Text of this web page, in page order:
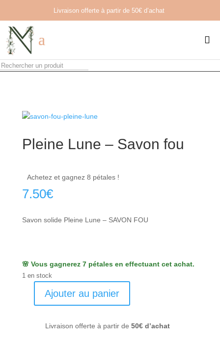
Livraison offerte à partir de 50€ d’achat

Pleine Lune – Savon fou
Achetez et gagnez 8 pétales !
7.50€
Savon solide Pleine Lune – SAVON FOU
🌸 Vous gagnerez 7 pétales en effectuant cet achat.
1 en stock
quantitéAjouter au panier
Livraison offerte à partir de 50€ d’achat